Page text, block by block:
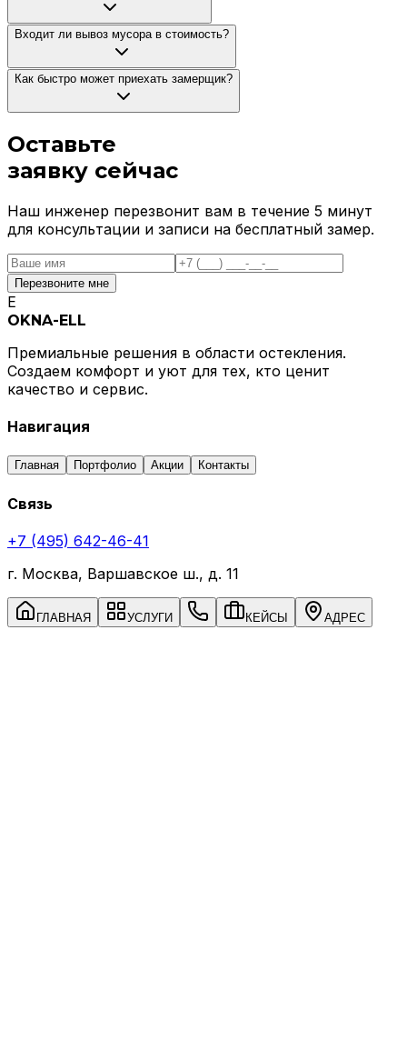
Входит ли вывоз мусора в стоимость?
Как быстро может приехать замерщик?
Оставьте
заявку сейчас
Наш инженер перезвонит вам в течение 5 минут
для консультации и записи на бесплатный замер.
Перезвоните мне
E
OKNA-ELL
Премиальные решения в области остекления.
Создаем комфорт и уют для тех, кто ценит
качество и сервис.
Навигация
Главная Портфолио Акции Контакты
Связь
+7 (495) 642-46-41
г. Москва, Варшавское ш., д. 11
ГЛАВНАЯ УСЛУГИ КЕЙСЫ АДРЕС